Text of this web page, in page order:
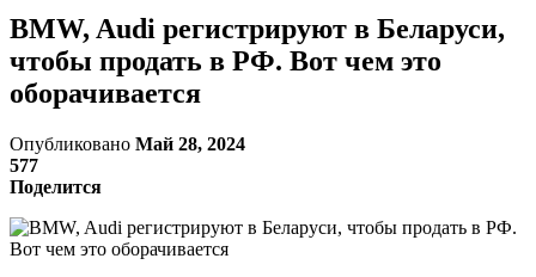
BMW, Audi регистрируют в Беларуси,
чтобы продать в РФ. Вот чем это
оборачивается
Опубликовано Май 28, 2024
577
Поделится